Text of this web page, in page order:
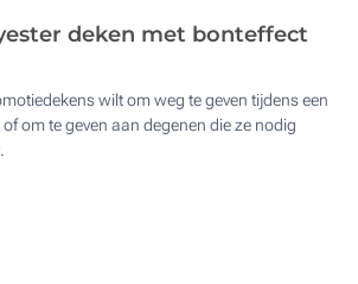
deken met bonteffect
wilt om weg te geven tijdens een
om te geven aan degenen die ze nodig